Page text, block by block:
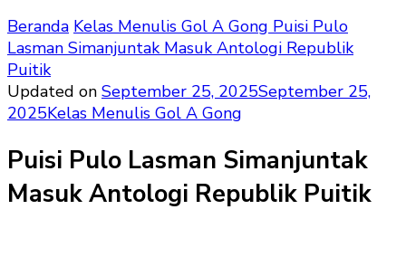
Beranda Kelas Menulis Gol A Gong Puisi Pulo
Lasman Simanjuntak Masuk Antologi Republik
Puitik
Updated on September 25, 2025September 25,
2025Kelas Menulis Gol A Gong
Puisi Pulo Lasman Simanjuntak
Masuk Antologi Republik Puitik